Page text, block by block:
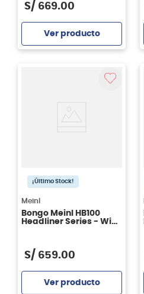
S/ 669.00
Ver producto
¡Último Stock!
Meinl
Bongo Meinl HB100
Headliner Series - Wine
S/ 659.00
Ver producto